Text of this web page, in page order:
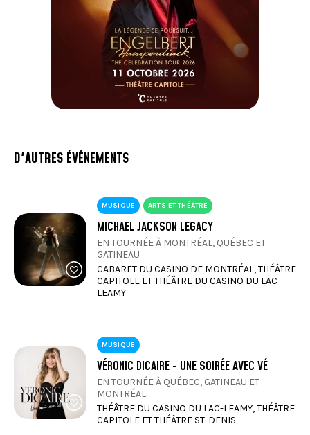
Vasilopita, Yogourt à l’orange et au Cointreau
D'AUTRES ÉVÉNEMENTS
MUSIQUE ARTS ET THÉÂTRE
MICHAEL JACKSON LEGACY
EN TOURNÉE À MONTRÉAL, QUÉBEC ET
GATINEAU
CABARET DU CASINO DE MONTRÉAL, THÉÂTRE
CAPITOLE ET THÉÂTRE DU CASINO DU LAC-
LEAMY
MUSIQUE
VÉRONIC DICAIRE - UNE SOIRÉE AVEC VÉ
EN TOURNÉE À QUÉBEC, GATINEAU ET
MONTRÉAL
THÉÂTRE DU CASINO DU LAC-LEAMY, THÉÂTRE
CAPITOLE ET THÉÂTRE ST-DENIS